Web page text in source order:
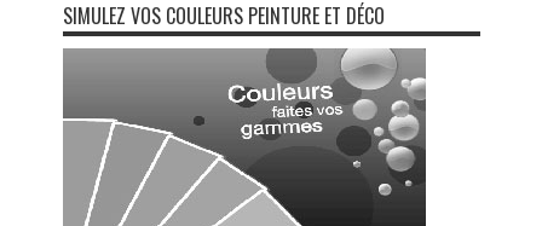
SIMULEZ VOS COULEURS PEINTURE ET DÉCO